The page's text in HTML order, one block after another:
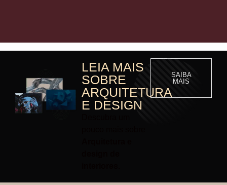
LEIA MAIS
SOBRE
ARQUITETURA
E DESIGN
SAIBA
MAIS